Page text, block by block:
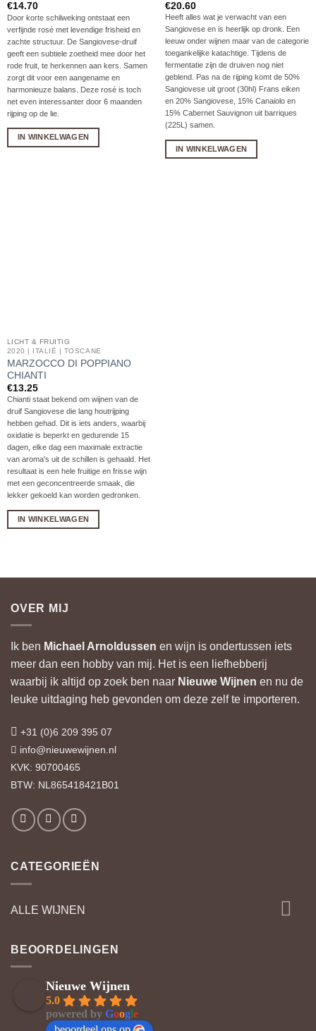
€14.70
Door korte schilweking ontstaat een
verfijnde rosé met levendige frisheid en
zachte structuur. De Sangiovese-druif
geeft een subtiele zoetheid mee door het
rode fruit, te herkennen aan kers. Samen
zorgt dit voor een aangename en
harmonieuze balans. Deze rosé is toch
net even interessanter door 6 maanden
rijping op de lie.
IN WINKELWAGEN
€20.60
Heeft alles wat je verwacht van een
Sangiovese en is heerlijk op dronk. Een
leeuw onder wijnen maar van de categorie
toegankelijke katachtige. Tijdens de
fermentatie zijn de druiven nog niet
geblend. Pas na de rijping komt de 50%
Sangiovese uit groot (30hl) Frans eiken
en 20% Sangiovese, 15% Canaiolo en
15% Cabernet Sauvignon uit barriques
(225L) samen.
IN WINKELWAGEN
LICHT & FRUITIG
2020 | ITALIË | TOSCANE
MARZOCCO DI POPPIANO
CHIANTI
€13.25
Chianti staat bekend om wijnen van de
druif Sangiovese die lang houtrijping
hebben gehad. Dit is iets anders, waarbij
oxidatie is beperkt en gedurende 15
dagen, elke dag een maximale extractie
van aroma's uit de schillen is gehaald. Het
resultaat is een hele fruitige en frisse wijn
met een geconcentreerde smaak, die
lekker gekoeld kan worden gedronken.
IN WINKELWAGEN
OVER MIJ
Ik ben Michael Arnoldussen en wijn is ondertussen iets
meer dan een hobby van mij. Het is een liefhebberij
waarbij ik altijd op zoek ben naar Nieuwe Wijnen en nu de
leuke uitdaging heb gevonden om deze zelf te importeren.
+31 (0)6 209 395 07
info@nieuwewijnen.nl
KVK: 90700465
BTW: NL865418421B01
CATEGORIEËN
ALLE WIJNEN
BEOORDELINGEN
Nieuwe Wijnen
5.0
powered by Google